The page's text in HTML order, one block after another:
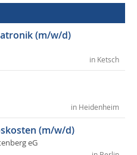
(m/w/d)
in Ketsch
in Heidenheim
(m/w/d)
eG